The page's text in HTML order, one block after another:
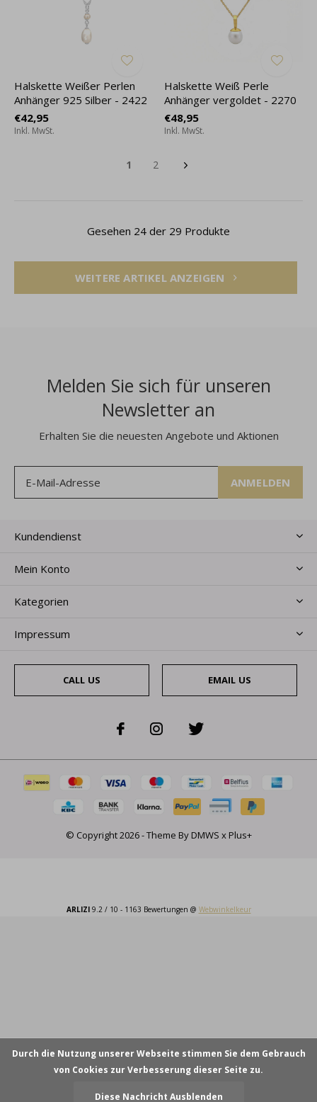
Halskette Weißer Perlen
Anhänger 925 Silber - 2422
€42,95
Inkl. MwSt.
Halskette Weiß Perle
Anhänger vergoldet - 2270
€48,95
Inkl. MwSt.
1 2
Gesehen 24 der 29 Produkte
WEITERE ARTIKEL ANZEIGEN
Melden Sie sich für unseren
Newsletter an
Erhalten Sie die neuesten Angebote und Aktionen
ANMELDEN
Kundendienst
Mein Konto
Kategorien
Impressum
CALL US EMAIL US
© Copyright2026- Theme ByDMWS xPlus+
ARLIZI9.2/ 10 - 1163 Bewertungen @ Webwinkelkeur
Durch die Nutzung unserer Webseite stimmen Sie dem Gebrauch
von Cookies zur Verbesserung dieser Seite zu.
Diese Nachricht Ausblenden